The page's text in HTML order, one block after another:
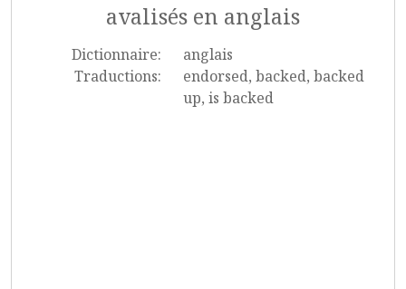
avalisés en anglais
Dictionnaire:
anglais
Traductions:
endorsed, backed, backed
up, is backed